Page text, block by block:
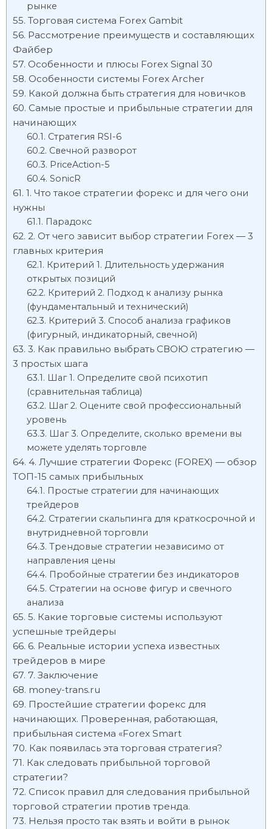
рынке
Торговая система Forex Gambit
Рассмотрение преимуществ и составляющих
Файбер
Особенности и плюсы Forex Signal 30
Особенности системы Forex Archer
Какой должна быть стратегия для новичков
Самые простые и прибыльные стратегии для
начинающих
Стратегия RSI-6
Свечной разворот
PriсeAction-5
SonicR
1. Что такое стратегии форекс и для чего они
нужны
Парадокс
2. От чего зависит выбор стратегии Forex — 3
главных критерия
Критерий 1. Длительность удержания
открытых позиций
Критерий 2. Подход к анализу рынка
(фундаментальный и технический)
Критерий 3. Способ анализа графиков
(фигурный, индикаторный, свечной)
3. Как правильно выбрать СВОЮ стратегию —
3 простых шага
Шаг 1. Определите свой психотип
(сравнительная таблица)
Шаг 2. Оцените свой профессиональный
уровень
Шаг 3. Определите, сколько времени вы
можете уделять торговле
4. Лучшие стратегии Форекс (FOREX) — обзор
ТОП-15 самых прибыльных
Простые стратегии для начинающих
трейдеров
Стратегии скальпинга для краткосрочной и
внутридневной торговли
Трендовые стратегии независимо от
направления цены
Пробойные стратегии без индикаторов
Стратегии на основе фигур и свечного
анализа
5. Какие торговые системы используют
успешные трейдеры
6. Реальные истории успеха известных
трейдеров в мире
7. Заключение
money-trans.ru
Простейшие стратегии форекс для
начинающих. Проверенная, работающая,
прибыльная система «Forex Smart
Как появилась эта торговая стратегия?
Как следовать прибыльной торговой
стратегии?
Список правил для следования прибыльной
торговой стратегии против тренда.
Нельзя просто так взять и войти в рынок